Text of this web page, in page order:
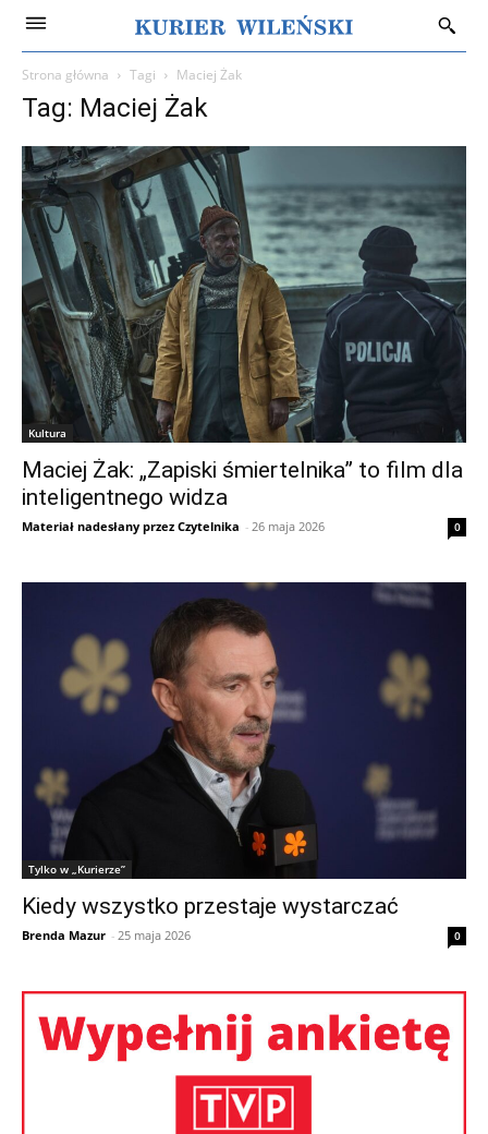
Strona główna Tagi Maciej Żak
Tag: Maciej Żak
Kultura
Maciej Żak: „Zapiski śmiertelnika” to film dla
inteligentnego widza
Materiał nadesłany przez Czytelnika - 26 maja 2026 0
Tylko w „Kurierze”
Kiedy wszystko przestaje wystarczać
Brenda Mazur - 25 maja 2026 0